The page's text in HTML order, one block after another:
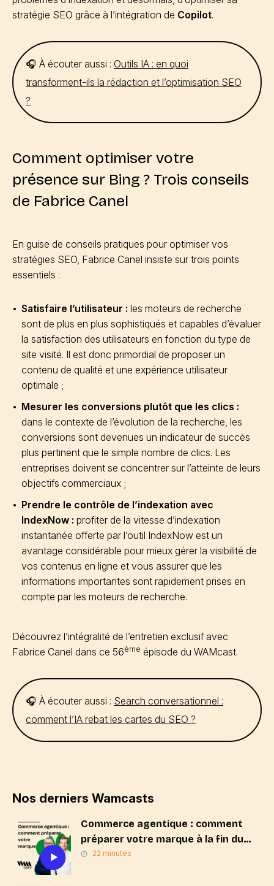
stratégie SEO grâce à l’intégration de Copilot.
🎧 À écouter aussi : Outils IA : en quoi
transforment-ils la rédaction et l’optimisation SEO
?
Comment optimiser votre
présence sur Bing ? Trois conseils
de Fabrice Canel
En guise de conseils pratiques pour optimiser vos
stratégies SEO, Fabrice Canel insiste sur trois points
essentiels :
Satisfaire l’utilisateur : les moteurs de recherche
sont de plus en plus sophistiqués et capables d’évaluer
la satisfaction des utilisateurs en fonction du type de
site visité. Il est donc primordial de proposer un
contenu de qualité et une expérience utilisateur
optimale ;
Mesurer les conversions plutôt que les clics :
dans le contexte de l’évolution de la recherche, les
conversions sont devenues un indicateur de succès
plus pertinent que le simple nombre de clics. Les
entreprises doivent se concentrer sur l’atteinte de leurs
objectifs commerciaux ;
Prendre le contrôle de l’indexation avec
IndexNow : profiter de la vitesse d’indexation
instantanée offerte par l’outil IndexNow est un
avantage considérable pour mieux gérer la visibilité de
vos contenus en ligne et vous assurer que les
informations importantes sont rapidement prises en
compte par les moteurs de recherche.
Découvrez l’intégralité de l’entretien exclusif avec
Fabrice Canel dans ce 56ème épisode du WAMcast.
🎧 À écouter aussi : Search conversationnel :
comment l’IA rebat les cartes du SEO ?
Nos derniers Wamcasts
Commerce agentique : comment
préparer votre marque à la fin du
« Search & Click » ?
22 minutes